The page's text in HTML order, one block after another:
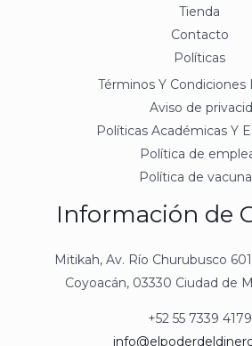
Tienda
Contacto
Políticas
Términos Y Condiciones
Aviso de
Políticas Académicas Y
Política de
Política de
Información de
Mitikah, Av. Río Churubusco
Coyoacán, 03330 Ciudad de
+52 55 7339 4179